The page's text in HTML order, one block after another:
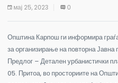
мај 25, 2023 0
Општина Карпош ги информира
за организирање на повторна Јавна
Предлог – Детален урбанистички
05. Притоа, во просториите на